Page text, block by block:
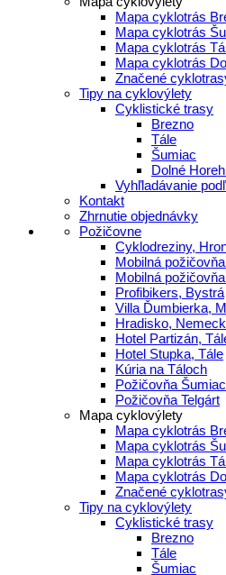
Mapa cyklotrás
Mapa cyklotrás
Mapa cyklotrás
Mapa cyklotrás
Značené
Tipy na cyklovýlety
Cyklistické trasy
Brezno
Tále
Šumiac
Dolné
Vyhľladávanie
Kontakt
Zhrnutie objednávky
Požičovne
Cyklodreziny,
Mobilná
Mobilná
Profibikers, Bystrá
Villa Ďumbierka,
Hradisko,
Hotel Partizán,
Hotel Stupka, Tále
Kúria na Táloch
Požičovňa Šumiac
Požičovňa Telgárt
Mapa cyklovýlety
Mapa cyklotrás
Mapa cyklotrás
Mapa cyklotrás
Mapa cyklotrás
Značené
Tipy na cyklovýlety
Cyklistické trasy
Brezno
Tále
Šumiac